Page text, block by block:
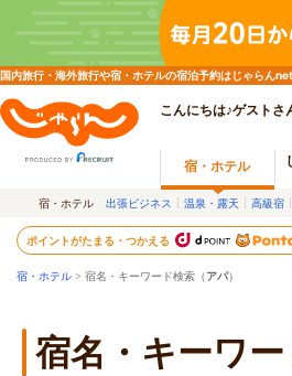
国内旅行・海外旅行や宿・ホテルの宿泊予約はじゃらん
こんにちは♪ゲストさ
宿・ホテル
宿・ホテル 出張ビジネス 温泉・露天 高級宿
ポイントがたまる・つかえる
宿・ホテル > 宿名・キーワード検索（アパ）
宿名・キーワ